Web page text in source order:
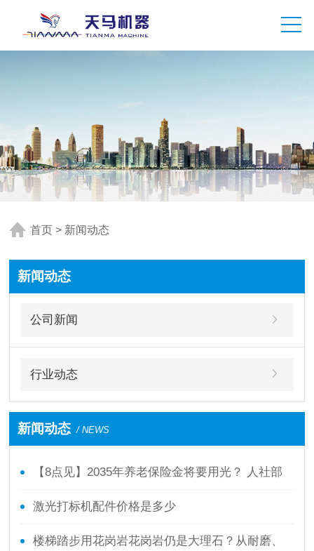
首页 > 新闻动态
新闻动态
公司新闻
行业动态
新闻动态 / NEWS
【8点见】2035年养老保险金将要用光？ 人社部
回应了！
激光打标机配件价格是多少
楼梯踏步用花岗岩花岗岩仍是大理石？从耐磨、